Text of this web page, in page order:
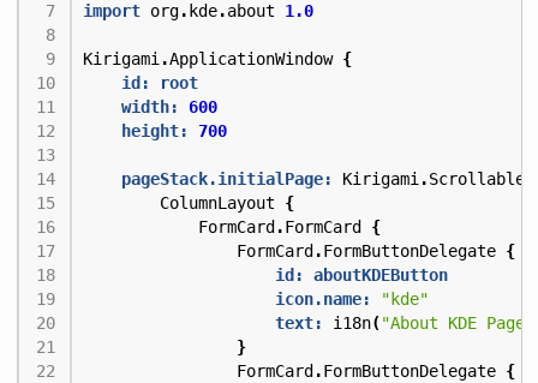
import org. kde.about 1.0
Kirigami.ApplicationWindow {
id: root
width:
600
height:
700
pageStack.initialPage: Kirigami.
ColumnLayout
{
FormCard .FormCard
{
FormCard .FormButtonDelegate {
id: aboutKDEButton
icon.name:
"kde"
text:
i18n("About KDE Page"
}
FormCard .FormButtonDelegate {